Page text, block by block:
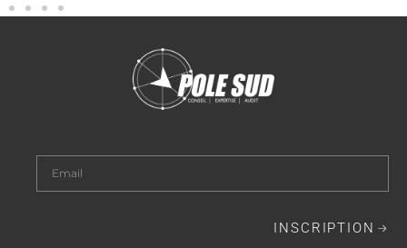
INSCRIPTION